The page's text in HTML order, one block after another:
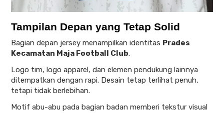
Tampilan Depan yang Tetap Solid
Bagian depan jersey menampilkan identitas Prades
Kecamatan Maja Football Club.
Logo tim, logo apparel, dan elemen pendukung lainnya
ditempatkan dengan rapi. Desain tetap terlihat penuh,
tetapi tidak berlebihan.
Motif abu-abu pada bagian badan memberi tekstur visual